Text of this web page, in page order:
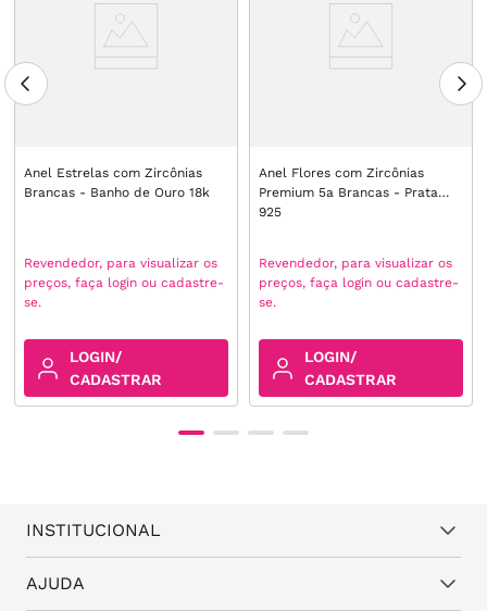
Anel Estrelas com Zircônias
Brancas - Banho de Ouro 18k
Revendedor, para visualizar os
preços, faça login ou cadastre-
se.
LOGIN/
CADASTRAR
Anel Flores com Zircônias
Premium 5a Brancas - Prata
925
Revendedor, para visualizar os
preços, faça login ou cadastre-
se.
LOGIN/
CADASTRAR
INSTITUCIONAL
Quem somos
Vantagens
AJUDA